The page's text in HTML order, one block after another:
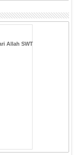
Allah SWT